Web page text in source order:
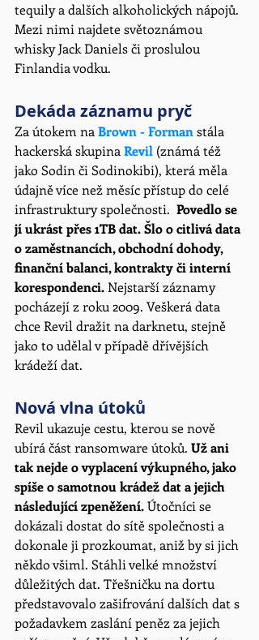
tequily a dalších alkoholických nápojů.
Mezi nimi najdete světoznámou
whisky Jack Daniels či proslulou
Finlandia vodku.
Dekáda záznamu pryč
Za útokem na Brown - Forman stála
hackerská skupina Revil (známá též
jako Sodin či Sodinokibi), která měla
údajně více než měsíc přístup do celé
infrastruktury společnosti. Povedlo se
jí ukrást přes 1TB dat. Šlo o citlivá data
o zaměstnancích, obchodní dohody,
finanční balanci, kontrakty či interní
korespondenci. Nejstarší záznamy
pocházejí z roku 2009. Veškerá data
chce Revil dražit na darknetu, stejně
jako to udělal v případě dřívějších
krádeží dat.
Nová vlna útoků
Revil ukazuje cestu, kterou se nově
ubírá část ransomware útoků. Už ani
tak nejde o vyplacení výkupného, jako
spíše o samotnou krádež dat a jejich
následující zpeněžení. Útočníci se
dokázali dostat do sítě společnosti a
dokonale ji prozkoumat, aniž by si jich
někdo všiml. Stáhli velké množství
důležitých dat. Třešničku na dortu
představovalo zašifrování dalších dat s
požadavkem zaslání peněz za jejich